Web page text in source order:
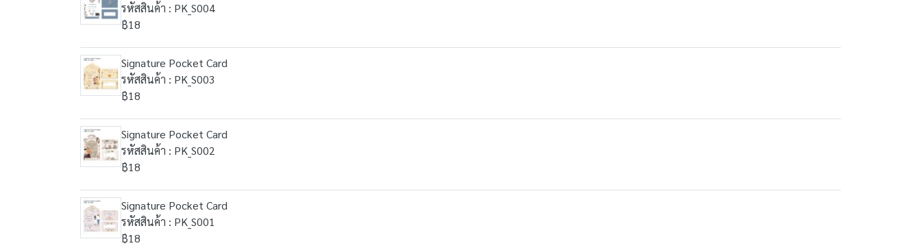
รหัสสินค้า : PK_S004
฿18
Signature Pocket Card
รหัสสินค้า : PK_S003
฿18
Signature Pocket Card
รหัสสินค้า : PK_S002
฿18
Signature Pocket Card
รหัสสินค้า : PK_S001
฿18